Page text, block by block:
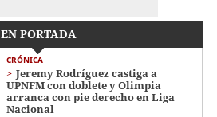
EN PORTADA
CRÓNICA
Jeremy Rodríguez castiga a
UPNFM con doblete y Olimpia
arranca con pie derecho en Liga
Nacional